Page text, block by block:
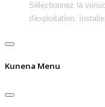
Sélectionnez la
d'exploitation.
Kunena Menu